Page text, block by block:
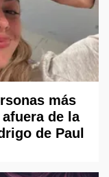
más
de la
de Paul